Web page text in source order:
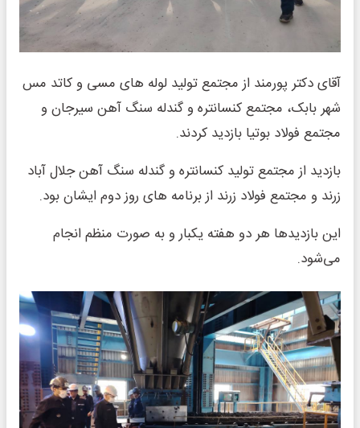
آقای دکتر پورمند از مجتمع تولید لوله های مسی و کاتد مس
شهر بابک، مجتمع کنسانتره و گندله سنگ آهن سیرجان و
مجتمع فولاد بوتیا بازدید کردند.
بازدید از مجتمع تولید کنسانتره و گندله سنگ آهن جلال آباد
زرند و مجتمع فولاد زرند از برنامه های روز دوم ایشان بود.
این بازدیدها هر دو هفته یکبار و به صورت منظم انجام
می‌شود.